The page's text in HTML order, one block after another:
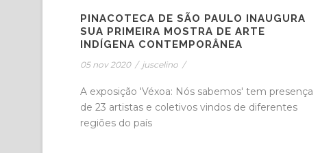
PINACOTECA DE SÃO PAULO INAUGURA
SUA PRIMEIRA MOSTRA DE ARTE
INDÍGENA CONTEMPORÂNEA
05 nov 2020 / juscelino /
A exposição 'Véxoa: Nós sabemos' tem presença
de 23 artistas e coletivos vindos de diferentes
regiões do país